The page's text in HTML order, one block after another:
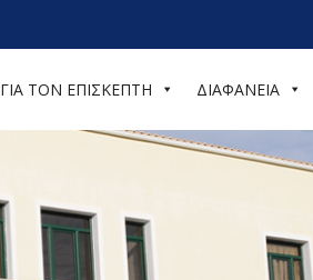
ΓΙΑ ΤΟΝ ΕΠΙΣΚΕΠΤΗ ΔΙΑΦΑΝΕΙΑ